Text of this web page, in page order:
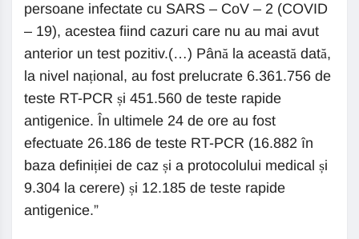
persoane infectate cu SARS – CoV – 2 (COVID
– 19), acestea fiind cazuri care nu au mai avut
anterior un test pozitiv.(…) Până la această dată,
la nivel național, au fost prelucrate 6.361.756 de
teste RT-PCR și 451.560 de teste rapide
antigenice. În ultimele 24 de ore au fost
efectuate 26.186 de teste RT-PCR (16.882 în
baza definiției de caz și a protocolului medical și
9.304 la cerere) și 12.185 de teste rapide
antigenice.”